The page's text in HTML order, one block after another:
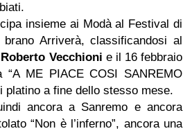
insieme ai Modà al Festival di
Arriverà, classificandosi al
Roberto Vecchioni e il 16 febbraio
“A ME PIACE COSI SANREMO
platino a fine dello stesso mese.
ancora a Sanremo e ancora
“Non è l’inferno”, ancora una